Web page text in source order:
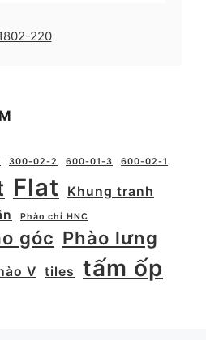
220
300-02-2 600-01-3 600-02-1
Flat
Khung tranh
Phào chỉ HNC
góc Phào lưng
V tiles tấm ốp